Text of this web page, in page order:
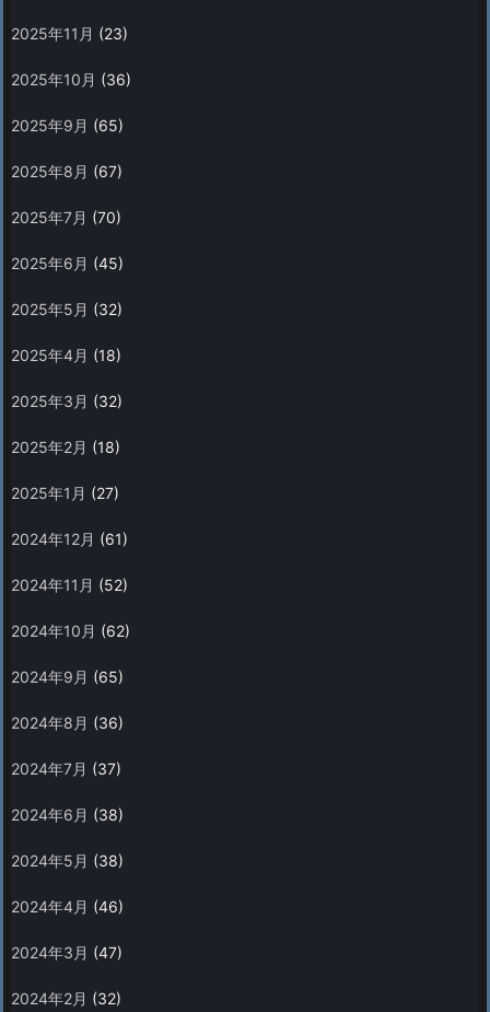
2025年11月 (23)
2025年10月 (36)
2025年9月 (65)
2025年8月 (67)
2025年7月 (70)
2025年6月 (45)
2025年5月 (32)
2025年4月 (18)
2025年3月 (32)
2025年2月 (18)
2025年1月 (27)
2024年12月 (61)
2024年11月 (52)
2024年10月 (62)
2024年9月 (65)
2024年8月 (36)
2024年7月 (37)
2024年6月 (38)
2024年5月 (38)
2024年4月 (46)
2024年3月 (47)
2024年2月 (32)